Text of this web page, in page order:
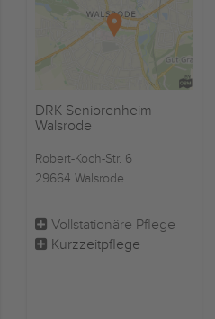
DRK Seniorenheim
Walsrode
Robert-Koch-Str. 6
29664 Walsrode
Vollstationäre Pflege
Kurzzeitpflege